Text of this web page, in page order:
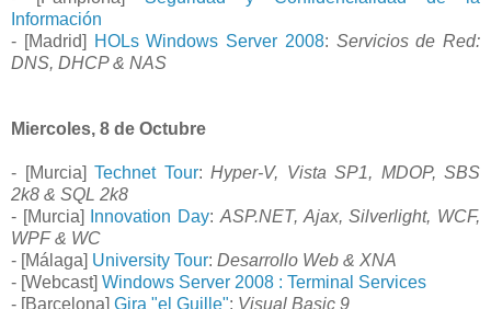
Información
- [Madrid]
HOLs Windows Server 2008: Servicios de Red:
DNS, DHCP & NAS
Miercoles, 8 de Octubre
- [Murcia] Technet Tour: Hyper-V, Vista SP1, MDOP, SBS
2k8 & SQL 2k8
- [Murcia]
Innovation Day: ASP.NET, Ajax, Silverlight, WCF,
WPF & WC
- [Málaga] University Tour: Desarrollo Web & XNA
- [Webcast] Windows Server 2008 : Terminal Services
- [Barcelona] Gira "el Guille": Visual Basic 9